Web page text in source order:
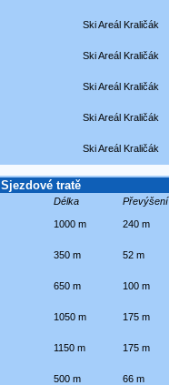
Ski Areál Kraličák
Ski Areál Kraličák
Ski Areál Kraličák
Ski Areál Kraličák
Ski Areál Kraličák
Sjezdové tratě
Délka Převýšení
1000 m 240 m
350 m 52 m
650 m 100 m
1050 m 175 m
1150 m 175 m
500 m 66 m